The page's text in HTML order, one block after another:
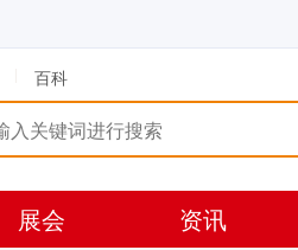
百科
展会 资讯